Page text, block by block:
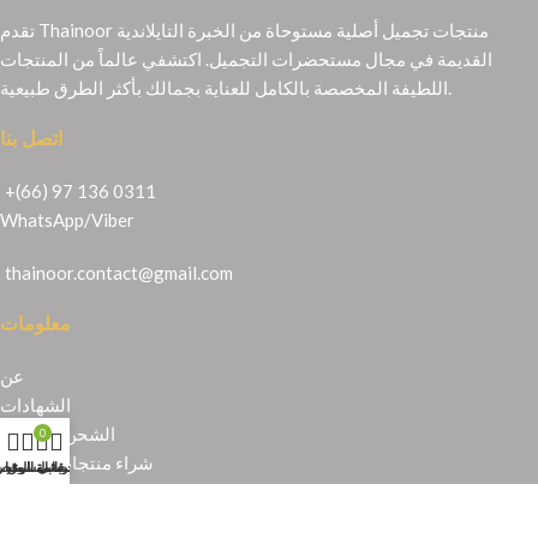
تقدم Thainoor منتجات تجميل أصلية مستوحاة من الخبرة التايلاندية
القديمة في مجال مستحضرات التجميل. اكتشفي عالماً من المنتجات
اتصل بنا
+(66) 97 136 0311
WhatsApp/Viber
thainoor.contact@gmail.com
معلومات
عن
الشهادات
الشحن والإرجاع
شراء منتجات تايلندية
قائمة
0
عربة التسوق
حسابي